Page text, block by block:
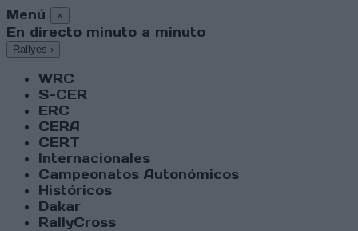
Menú ×
En directo minuto a minuto
Rallyes ›
WRC
S-CER
ERC
CERA
CERT
Internacionales
Campeonatos Autonómicos
Históricos
Dakar
RallyCross